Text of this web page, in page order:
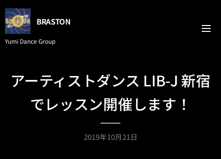
BRASTON
Yumi Dance Group
アーティストダンス LIB-J 新宿
でレッスン開催します！
2019年10月21日